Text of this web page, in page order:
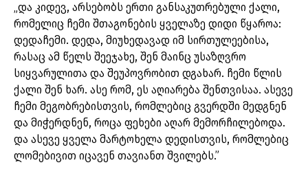
„და კიდევ, არსებობს ერთი განსაკუთრებული ქალი,
რომელიც ჩემი შთაგონების ყველაზე დიდი წყაროა:
დედაჩემი. დედა, მიუხედავად იმ სირთულეებისა,
რასაც ამ წელს შეეჯახე, შენ მაინც უსაზღვრო
სიყვარულითა და შეუპოვრობით დგახარ. ჩემი წლის
ქალი შენ ხარ. ასე რომ, ეს აღიარება შენთვისაა. ასევე
ჩემი მეგობრებისთვის, რომლებიც გვერდში მედგნენ
და მიჭერდნენ, როცა ფეხები აღარ მემორჩილებოდა.
და ასევე ყველა მარტოხელა დედისთვის, რომლებიც
ლომებივით იცავენ თავიანთ შვილებს.”